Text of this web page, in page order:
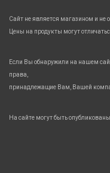
Сайт не является магазином и не
Цены на продукты могут
Если Вы обнаружили на нашем
права,
принадлежащие Вам, Вашей
На сайте могут быть